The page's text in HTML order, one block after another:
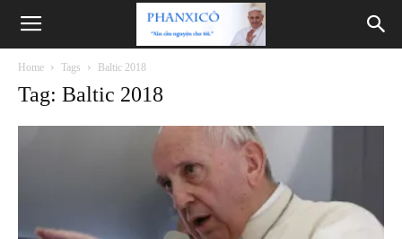
Phanxicô
Home Tags Baltic 2018
Tag: Baltic 2018